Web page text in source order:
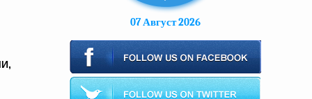
07 Август 2026